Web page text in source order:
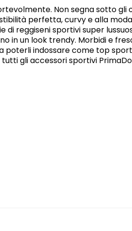
Non segna sotto gli
perfetta, curvy e alla
reggiseni sportivi super
in un look trendy. Morbidi e
poterli indossare come top
gli accessori sportivi